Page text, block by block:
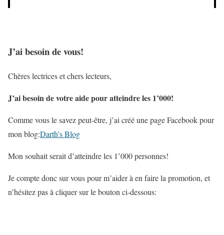
J’ai besoin de vous!
Chères lectrices et chers lecteurs,
J’ai besoin de votre aide pour atteindre les 1’000!
Comme vous le savez peut-être, j’ai créé une page Facebook pour
mon blog:Darth’s Blog
Mon souhait serait d’atteindre les 1’000 personnes!
Je compte donc sur vous pour m’aider à en faire la promotion, et
n’hésitez pas à cliquer sur le bouton ci-dessous: